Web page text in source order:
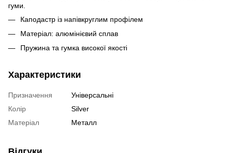
гуми.
Каподастр із напівкруглим профілем
Матеріал: алюмінієвий сплав
Пружина та гумка високої якості
Характеристики
Призначення
Універсальні
Колір
Silver
Матеріал
Металл